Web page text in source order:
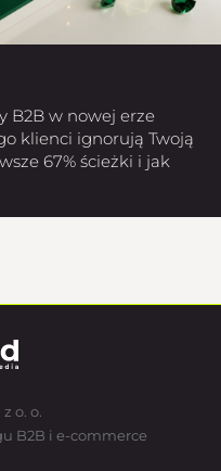
B2B w nowej erze
klienci ignorują Twoją
67% ścieżki i jak
o. o.
B2B i e-commerce